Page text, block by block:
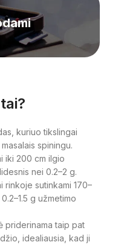
kuriuo tikslingai
spiningu.
iki 200 cm ilgio
nei 0.2–2 g.
rinkoje sutinkami 170–
g užmetimo
priderinama taip pat
idealiausia, kad ji